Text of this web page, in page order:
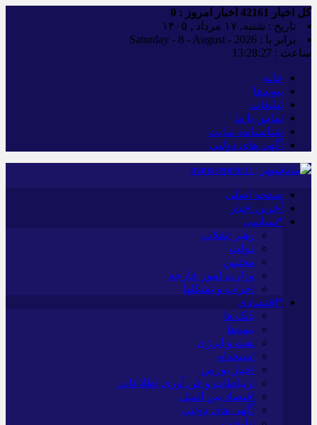
کل اخبار اخبار امروز : 0
تاریخ : شنبه, ۱۷ مرداد , ۱۴۰۵
برابر با : Saturday - 8 - August - 2026
ساعت : 13:28:28
خانه
پیوندها
تبلیغات
تماس با ما
شناسنامه سایت
آگهی های دولتی
صفحه اصلی
آخرین اخبار
*سیاسی
رهبر انقلاب
دولت
مجلس
وزارت امور خارجه
احزاب و تشکلها
*اقتصادی
بانک ها
بیمه‌ها
نفت و انرژی
استخدام
اخبار بورس
ارتباطات و فن آوری اطلاعات
اقتصاد بین الملل
آگهی های دولتی